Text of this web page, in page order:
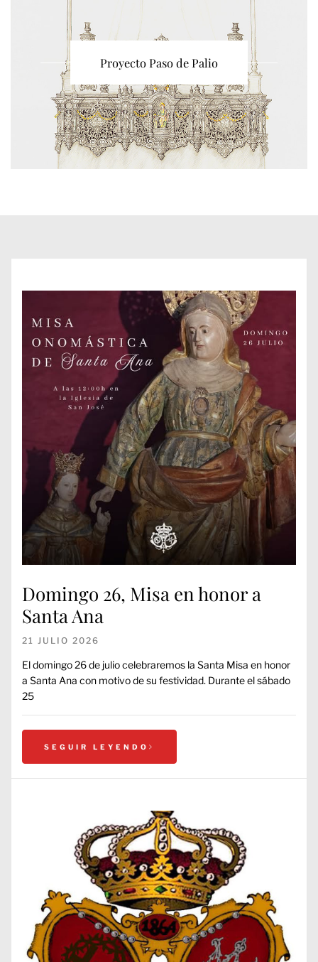
Proyecto Paso de Palio
Domingo 26, Misa en honor a
Santa Ana
21 JULIO 2026
El domingo 26 de julio celebraremos la Santa Misa en honor
a Santa Ana con motivo de su festividad. Durante el sábado
25
SEGUIR LEYENDO